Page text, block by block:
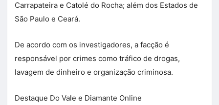
Carrapateira e Catolé do Rocha; além dos Estados de
São Paulo e Ceará.
De acordo com os investigadores, a facção é
responsável por crimes como tráfico de drogas,
lavagem de dinheiro e organização criminosa.
Destaque Do Vale e Diamante Online